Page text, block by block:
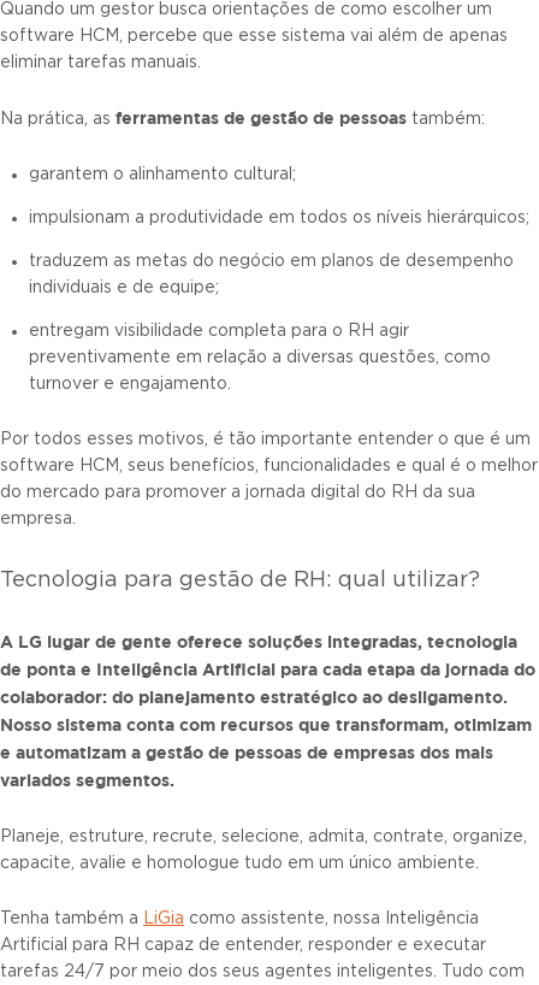
Quando um gestor busca orientações de como escolher um
software HCM, percebe que esse sistema vai além de apenas
eliminar tarefas manuais.
Na prática, as ferramentas de gestão de pessoas também:
garantem o alinhamento cultural;
impulsionam a produtividade em todos os níveis hierárquicos;
traduzem as metas do negócio em planos de desempenho
individuais e de equipe;
entregam visibilidade completa para o RH agir
preventivamente em relação a diversas questões, como
turnover e engajamento.
Por todos esses motivos, é tão importante entender o que é um
software HCM, seus benefícios, funcionalidades e qual é o melhor
do mercado para promover a jornada digital do RH da sua
empresa.
Tecnologia para gestão de RH: qual utilizar?
A LG lugar de gente oferece soluções integradas, tecnologia
de ponta e Inteligência Artificial para cada etapa da jornada do
colaborador: do planejamento estratégico ao desligamento.
Nosso sistema conta com recursos que transformam, otimizam
e automatizam a gestão de pessoas de empresas dos mais
variados segmentos.
Planeje, estruture, recrute, selecione, admita, contrate, organize,
capacite, avalie e homologue tudo em um único ambiente.
Tenha também a LiGia como assistente, nossa Inteligência
Artificial para RH capaz de entender, responder e executar
tarefas 24/7 por meio dos seus agentes inteligentes. Tudo com